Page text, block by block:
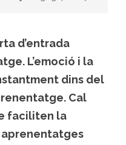
d’entrada
L’emoció i la
dins del
Cal
faciliten la